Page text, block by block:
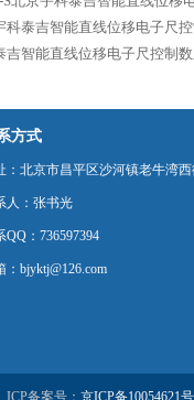
科泰吉智能直线位移电子尺
吉智能直线位移电子尺控制
方式
：北京市昌平区沙河镇老牛湾西
人：张书光
QQ：736597394
：bjyktj@126.com
ICP备案号： 京ICP备10054621